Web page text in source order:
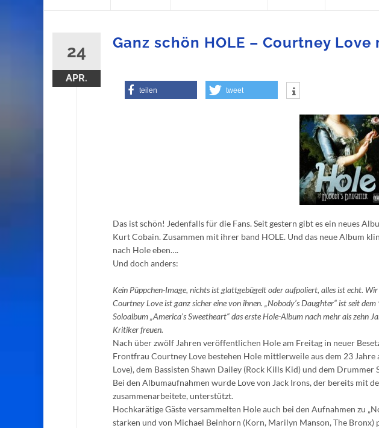
24
APR.
Ganz schön HOLE – Courtney
teilen tweet
Das ist schön! Jedenfalls für die Fans. Seit gestern gibt es ein neues
Kurt Cobain. Zusammen mit ihrer band HOLE. Und das neue Album
nach Hole eben….
Und doch anders:
Kein Püppchen-Image, nichts ist glattgebügelt oder aufpoliert, alles ist echt.
Courtney Love ist ganz sicher eine von ihnen. „Nobody’s Daughter“ ist seit
Soloalbum „America’s Sweetheart“ das erste Hole-Album nach mehr als zehn
Kritiker freuen.
Nach über zwölf Jahren veröffentlichen Hole am Freitag in neuer
Frontfrau Courtney Love bestehen Hole mittlerweile aus dem 23
Love), dem Bassisten Shawn Dailey (Rock Kills Kid) und dem Drummer
Bei den Albumaufnahmen wurde Love von Jack Irons, der bereits mit
zusammenarbeitete, unterstützt.
Hochkarätige Gäste versammelten Hole auch bei den Aufnahmen zu
starken und von Michael Beinhorn (Korn, Marilyn Manson, The